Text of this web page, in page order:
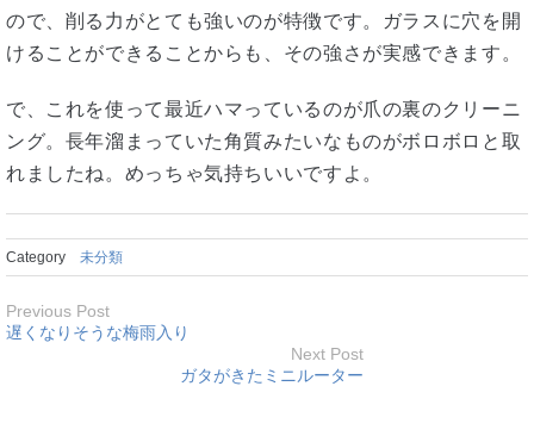
ので、削る力がとても強いのが特徴です。ガラスに穴を開
けることができることからも、その強さが実感できます。
で、これを使って最近ハマっているのが爪の裏のクリーニ
ング。長年溜まっていた角質みたいなものがボロボロと取
れましたね。めっちゃ気持ちいいですよ。
Category 未分類
Previous Post
遅くなりそうな梅雨入り
Next Post
ガタがきたミニルーター